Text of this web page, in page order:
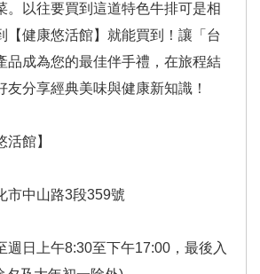
。以往要買到這道特色牛排可是相
【健康悠活館】就能買到！讓「台
品成為您的最佳伴手禮，在旅程結
友分享經典美味與健康新知識！
活館】
市中山路3段359號
週日上午8:30至下午17:00，最後入